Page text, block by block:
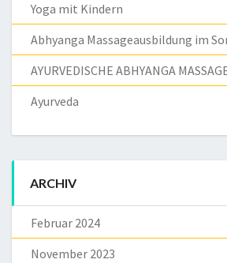
Yoga mit Kindern
Abhyanga Massageausbildung im
AYURVEDISCHE ABHYANGA
Ayurveda
ARCHIV
Februar 2024
November 2023